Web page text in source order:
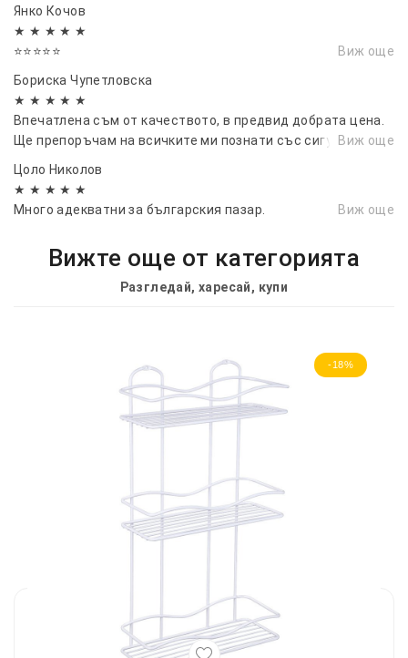
Янко Кочов
★ ★ ★ ★ ★
⭐⭐⭐⭐⭐
Виж още
Бориска Чупетловска
★ ★ ★ ★ ★
Впечатлена съм от качеството, в предвид добрата цена.
Ще препоръчам на всичките ми познати със сигурност!
Виж още
Цоло Николов
★ ★ ★ ★ ★
Много адекватни за българския пазар.
Виж още
Вижте още от категорията
Разгледай, харесай, купи
-18%